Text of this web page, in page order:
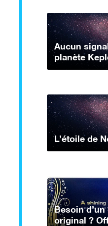
Aucun
planète
L’étoile de
Besoin
original ?